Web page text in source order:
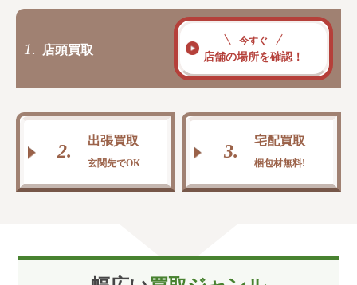
1. 店頭買取
今すぐ
店舗の場所を確認！
2.
出張買取
玄関先でOK
3.
宅配買取
梱包材無料!